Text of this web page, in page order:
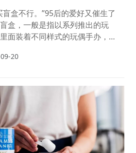
盒不行。”95后的爱好又催生了
盒，一般是指以系列推出的玩
面装着不同样式的玩偶手办，外
套全凭运气。如果你以为，这种
20